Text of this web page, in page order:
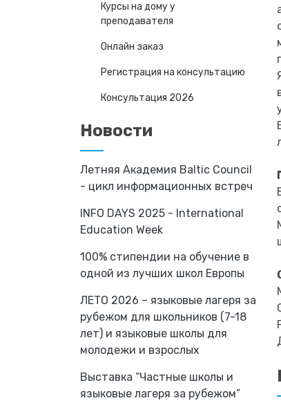
Курсы на дому у
преподавателя
Онлайн заказ
Регистрация на консультацию
Консультация 2026
Новости
Летняя Академия Baltic Council
- цикл информационных встреч
INFO DAYS 2025 - International
Education Week
100% стипендии на обучение в
одной из лучших школ Европы
ЛЕТО 2026 – языковые лагеря за
рубежом для школьников (7-18
лет) и языковые школы для
молодежи и взрослых
Выставка “Частные школы и
языковые лагеря за рубежом”